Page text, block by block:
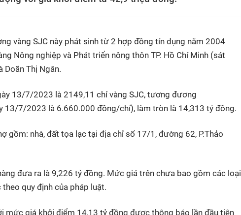
vàng SJC này phát sinh từ 2 hợp đồng tín dụng năm 2004
Nông nghiệp và Phát triển nông thôn TP. Hồ Chí Minh (sát
Doãn Thị Ngân.
13/7/2023 là 2149,11 chỉ vàng SJC, tương đương
13/7/2023 là 6.660.000 đồng/chỉ), làm tròn là 14,313 tỷ đồng.
gồm: nhà, đất tọa lạc tại địa chỉ số 17/1, đường 62, P.Thảo
đưa ra là 9,226 tỷ đồng. Mức giá trên chưa bao gồm các loại
quy định của pháp luật.
mức giá khởi điểm 14,13 tỷ đồng được thông báo lần đầu tiên